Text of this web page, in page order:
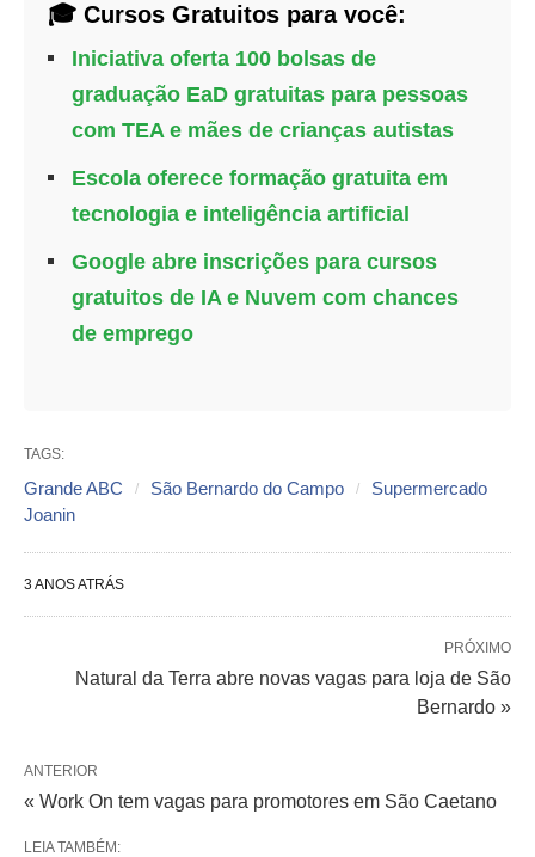
🎓 Cursos Gratuitos para você:
Iniciativa oferta 100 bolsas de
graduação EaD gratuitas para pessoas
com TEA e mães de crianças autistas
Escola oferece formação gratuita em
tecnologia e inteligência artificial
Google abre inscrições para cursos
gratuitos de IA e Nuvem com chances
de emprego
TAGS:
Grande ABC São Bernardo do Campo
Supermercado
Joanin
3 ANOS ATRÁS
PRÓXIMO
Natural da Terra abre novas vagas para loja de São
Bernardo »
ANTERIOR
« Work On tem vagas para promotores em São Caetano
LEIA TAMBÉM: